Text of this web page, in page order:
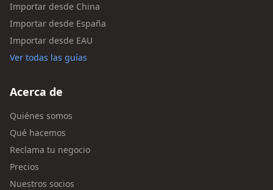
Importar desde China
Importar desde España
Importar desde EAU
Ver todas las guías
Acerca de
Quiénes somos
Qué hacemos
Reclama tu negocio
Precios
Nuestros socios